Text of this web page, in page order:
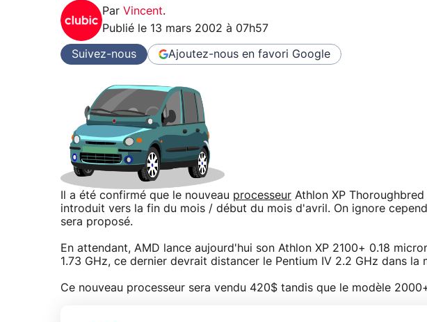
Par Vincent.
Publié le 13 mars 2002 à 07h57
Suivez-nous Ajoutez-nous en favori Google
Il a été confirmé que le nouveau processeur Athlon XP
introduit vers la fin du mois / début du mois d'avril. On ignore
sera proposé.
En attendant, AMD lance aujourd'hui son Athlon XP 2100+ 0.18
1.73 GHz, ce dernier devrait distancer le Pentium IV 2.2 GHz dans la
Ce nouveau processeur sera vendu 420$ tandis que le modèle